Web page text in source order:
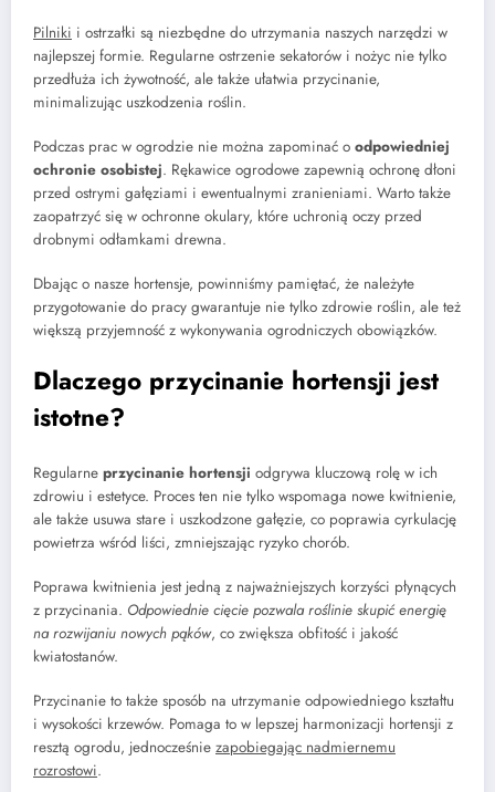
Pilniki i ostrzałki są niezbędne do utrzymania naszych narzędzi w
najlepszej formie. Regularne ostrzenie sekatorów i nożyc nie tylko
przedłuża ich żywotność, ale także ułatwia przycinanie,
minimalizując uszkodzenia roślin.
Podczas prac w ogrodzie nie można zapominać o odpowiedniej
ochronie osobistej. Rękawice ogrodowe zapewnią ochronę dłoni
przed ostrymi gałęziami i ewentualnymi zranieniami. Warto także
zaopatrzyć się w ochronne okulary, które uchronią oczy przed
drobnymi odłamkami drewna.
Dbając o nasze hortensje, powinniśmy pamiętać, że należyte
przygotowanie do pracy gwarantuje nie tylko zdrowie roślin, ale też
większą przyjemność z wykonywania ogrodniczych obowiązków.
Dlaczego przycinanie hortensji jest
istotne?
Regularne przycinanie hortensji odgrywa kluczową rolę w ich
zdrowiu i estetyce. Proces ten nie tylko wspomaga nowe kwitnienie,
ale także usuwa stare i uszkodzone gałęzie, co poprawia cyrkulację
powietrza wśród liści, zmniejszając ryzyko chorób.
Poprawa kwitnienia jest jedną z najważniejszych korzyści płynących
z przycinania. Odpowiednie cięcie pozwala roślinie skupić energię
na rozwijaniu nowych pąków, co zwiększa obfitość i jakość
kwiatostanów.
Przycinanie to także sposób na utrzymanie odpowiedniego kształtu
i wysokości krzewów. Pomaga to w lepszej harmonizacji hortensji z
resztą ogrodu, jednocześnie zapobiegając nadmiernemu
rozrostowi.